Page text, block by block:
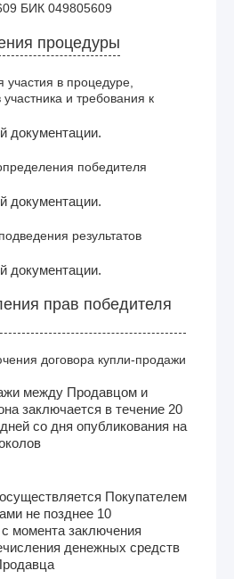
БИК 049805609
процедуры
в процедуре,
и требования к
документации.
победителя
документации.
результатов
документации.
прав победителя
договора купли-продажи
между Продавцом и
заключается в течение 20
со дня опубликования на
Покупателем
не позднее 10
момента заключения
денежных средств